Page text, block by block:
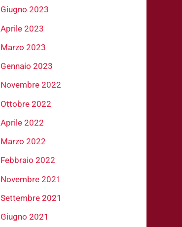
Giugno 2023
Aprile 2023
Marzo 2023
Gennaio 2023
Novembre 2022
Ottobre 2022
Aprile 2022
Marzo 2022
Febbraio 2022
Novembre 2021
Settembre 2021
Giugno 2021